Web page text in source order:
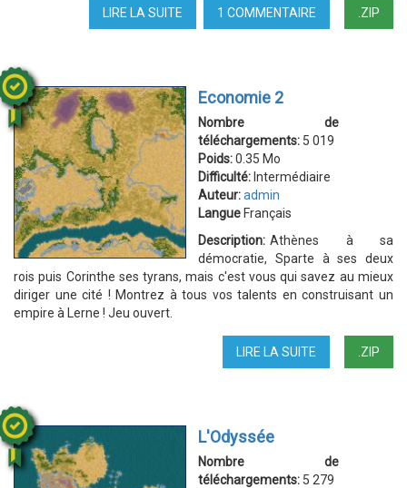
.ZIP
LIRE LA SUITE
ARMÉE
1 COMMENTAIRE
Economie 2
Nombre de
téléchargements: 5 019
Poids:0.35 Mo
Difficulté: Intermédiaire
Auteur:admin
Langue Français
Description: Athènes à sa
démocratie, Sparte à ses deux
rois puis Corinthe ses tyrans, mais c'est vous qui savez au mieux
diriger une cité ! Montrez à tous vos talents en construisant un
empire à Lerne ! Jeu ouvert.
.ZIP
LIRE LA SUITE
ECONOMIE
L'Odyssée
Nombre de
téléchargements: 5 279